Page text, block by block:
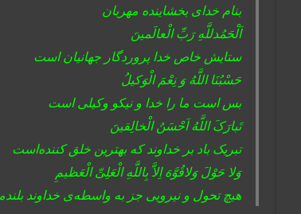
بنام خداى بخشاینده مهربان
اَلْحَمُدللَّهِ رَبِّ الْعالَمینَ
ستایش خاص خدا پروردگار جهانیان است
حَسْبُنَا اللَّهُ وَ نِعْمَ الْوَکیلُ
بس است ما را خدا و نیکو وکیلى است
تَبارَکَ اللَّهُ اَحْسَنُ الْخالِقینَ
تبریک باد بر خداوند که بهترین خلق کننده‌است
وَلا حَوْلَ وَلاقُوَّهَ اِلاَّ بِاللَّهِ الْعَلِىِّ الْعَظیمِ
هیچ تحول و نیرویی جز به واسطه‌ی خداوند